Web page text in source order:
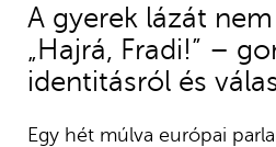
A gyerek lázát
„Hajrá, Fradi!” –
identitásról és
Egy hét múlva európai